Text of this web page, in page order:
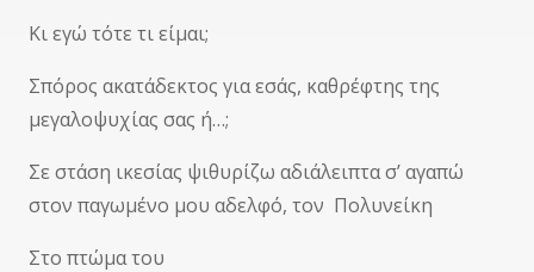
Κι εγώ τότε τι είμαι;
Σπόρος ακατάδεκτος για εσάς, καθρέφτης της
μεγαλοψυχίας σας ή…;
Σε στάση ικεσίας ψιθυρίζω αδιάλειπτα σ’ αγαπώ
στον παγωμένο μου αδελφό, τον Πολυνείκη
Στο πτώμα του